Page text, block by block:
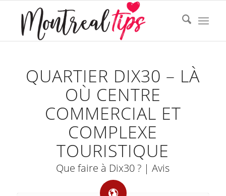
QUARTIER DIX30 – LÀ
OÙ CENTRE
COMMERCIAL ET
COMPLEXE
TOURISTIQUE
Que faire à Dix30 ? | Avis